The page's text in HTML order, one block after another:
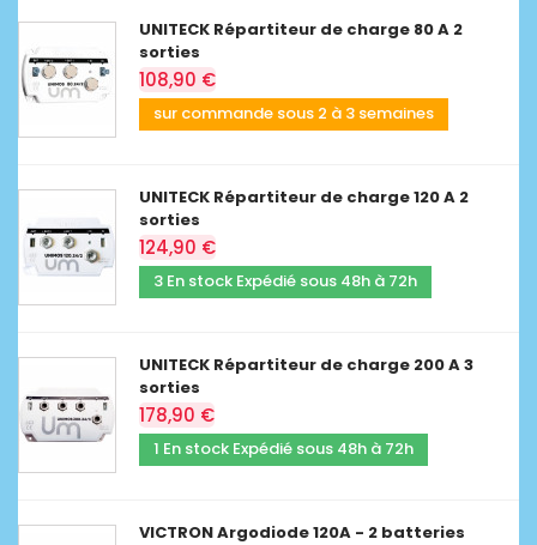
UNITECK Répartiteur de charge 80 A 2
sorties
108,90 €
sur commande sous 2 à 3 semaines
UNITECK Répartiteur de charge 120 A 2
sorties
124,90 €
3 En stock Expédié sous 48h à 72h
UNITECK Répartiteur de charge 200 A 3
sorties
178,90 €
1 En stock Expédié sous 48h à 72h
VICTRON Argodiode 120A - 2 batteries